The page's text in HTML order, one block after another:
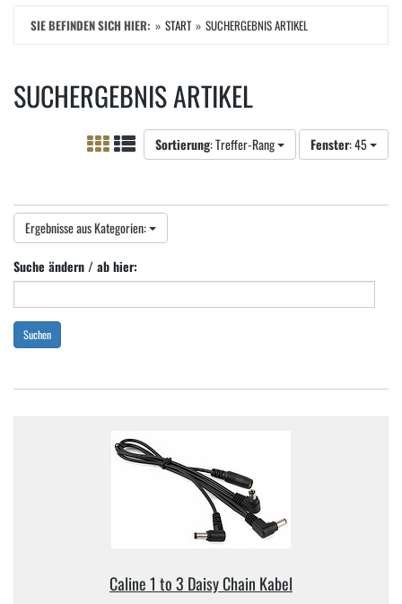
SIE BEFINDEN SICH HIER: START SUCHERGEBNIS ARTIKEL
SUCHERGEBNIS ARTIKEL
Sortierung: Treffer-Rang Fenster: 45
Ergebnisse aus Kategorien:
Suche ändern / ab hier:
Suchen
Caline 1 to 3 Daisy Chain Kabel